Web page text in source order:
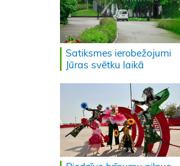
Satiksmes ierobežojumi
Jūras svētku laikā